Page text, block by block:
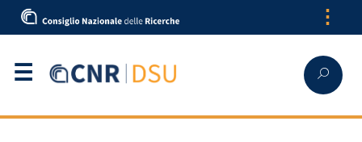
⋮